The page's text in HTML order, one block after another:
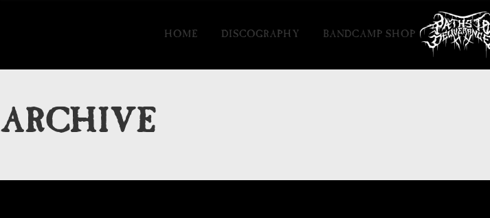
HOME DISCOGRAPHY BANDCAMP SHOP
ARCHIVE